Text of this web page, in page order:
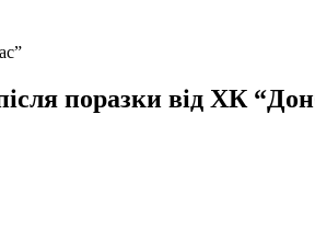
поразки від ХК